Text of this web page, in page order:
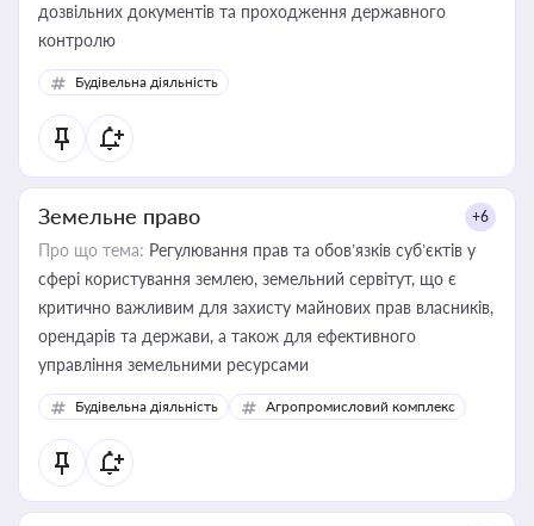
дозвільних документів та проходження державного
контролю
Будівельна діяльність
Земельне право +6
Про що тема: Регулювання прав та обов’язків суб’єктів у
сфері користування землею, земельний сервітут, що є
критично важливим для захисту майнових прав власників,
орендарів та держави, а також для ефективного
управління земельними ресурсами
Будівельна діяльність Агропромисловий комплекс